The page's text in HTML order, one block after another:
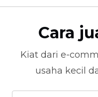
Cara
Kiat dari e-
usaha kecil